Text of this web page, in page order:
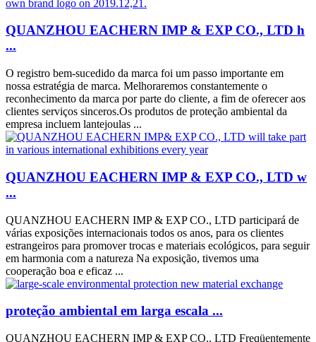
QUANZHOU EACHERN IMP & EXP CO., LTD h
...
O registro bem-sucedido da marca foi um passo importante em
nossa estratégia de marca. Melhoraremos constantemente o
reconhecimento da marca por parte do cliente, a fim de oferecer aos
clientes serviços sinceros.Os produtos de proteção ambiental da
empresa incluem lantejoulas ...
QUANZHOU EACHERN IMP & EXP CO., LTD w
...
QUANZHOU EACHERN IMP & EXP CO., LTD participará de
várias exposições internacionais todos os anos, para os clientes
estrangeiros para promover trocas e materiais ecológicos, para seguir
em harmonia com a natureza Na exposição, tivemos uma
cooperação boa e eficaz ...
proteção ambiental em larga escala ...
QUANZHOU EACHERN IMP & EXP CO., LTD Freqüentemente